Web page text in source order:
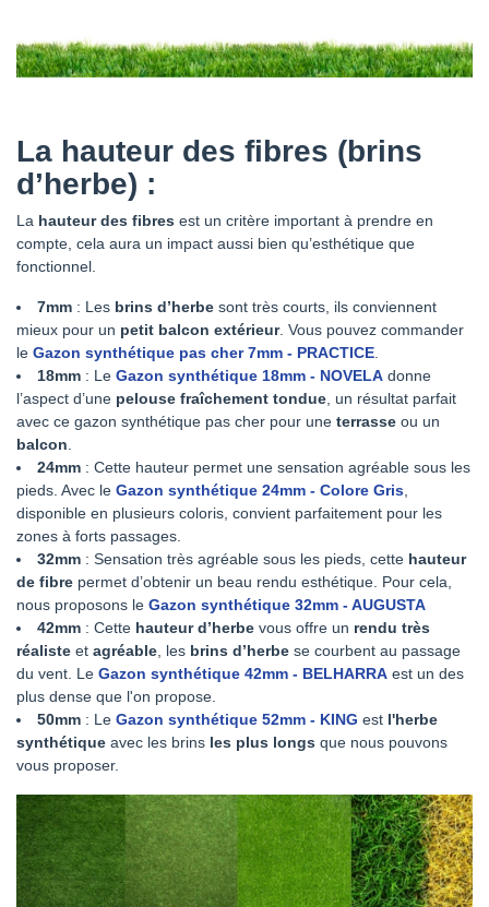
La hauteur des fibres (brins
d’herbe) :
La hauteur des fibres est un critère important à prendre en
compte, cela aura un impact aussi bien qu’esthétique que
fonctionnel.
7mm : Les brins d’herbe sont très courts, ils conviennent
mieux pour un petit balcon extérieur. Vous pouvez commander
le Gazon synthétique pas cher 7mm - PRACTICE
18mm : Le Gazon synthétique 18mm - NOVELA donne
l’aspect d’une pelouse fraîchement tondue , un résultat parfait
avec ce gazon synthétique pas cher pour une terrasse ou un
balcon
24mm : Cette hauteur permet une sensation agréable sous les
pieds. Avec le Gazon synthétique 24mm - Colore Gris
disponible en plusieurs coloris, convient parfaitement pour les
zones à forts passages.
32mm : Sensation très agréable sous les pieds, cette hauteur
de fibre permet d’obtenir un beau rendu esthétique. Pour cela,
nous proposons le Gazon synthétique 32mm - AUGUSTA
42mm : Cette hauteur d’herbe vous offre un rendu très
réaliste et agréable , les brins d’herbe se courbent au passage
du vent. Le Gazon synthétique 42mm - BELHARRA est un des
plus dense que l'on propose.
50mm : Le Gazon synthétique 52mm - KING est l'herbe
synthétique avec les brins les plus longs que nous pouvons
vous proposer.